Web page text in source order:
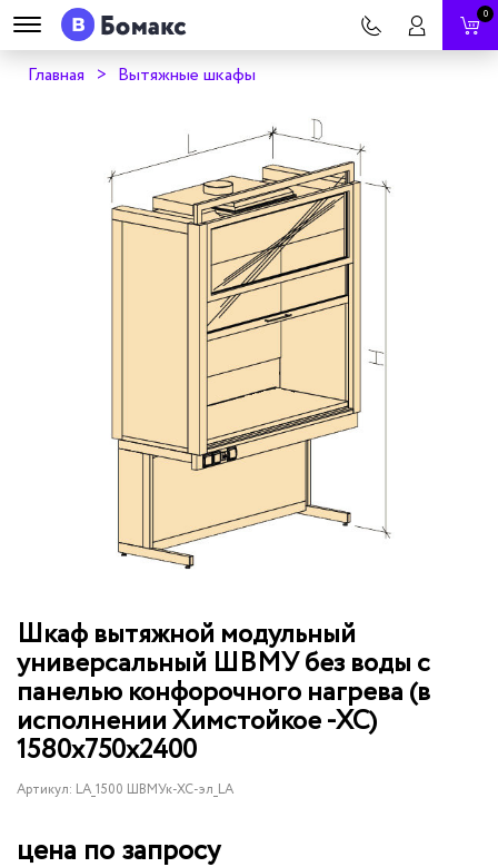
0
Главная Вытяжные шкафы
Шкаф вытяжной модульный
универсальный ШВМУ без воды с
панелью конфорочного нагрева (в
исполнении Химстойкое -ХС)
1580х750х2400
Артикул: LA_1500 ШВМУк-ХС-эл_LA
цена по запросу